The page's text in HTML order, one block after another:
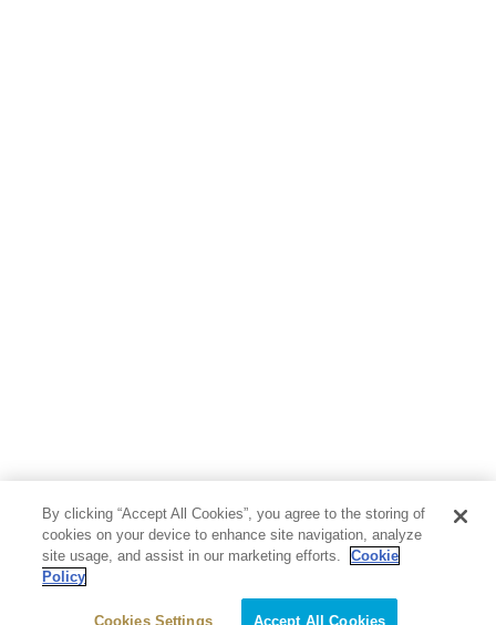
By clicking “Accept All Cookies”, you agree to the storing of
cookies on your device to enhance site navigation, analyze
site usage, and assist in our marketing efforts.
Cookie
Policy
Cookies Settings Accept All Cookies